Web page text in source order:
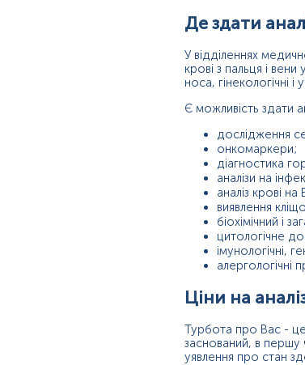
Де здати
У відділеннях
крові з пальця і вени
носа, гінекологічні
Є можливість здати
дослідження
онкомаркери;
діагностика
аналізи на
аналіз крові
виявлення
біохімічний і
цитологічне
імунологічні,
алергологічні
Ціни на
Турбота про Вас -
заснований, в першу
уявлення про стан